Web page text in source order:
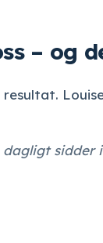
– og
resultat.
sidder